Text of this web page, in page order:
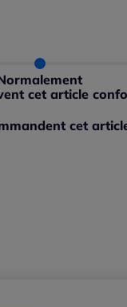
avis clients
cet article
cet